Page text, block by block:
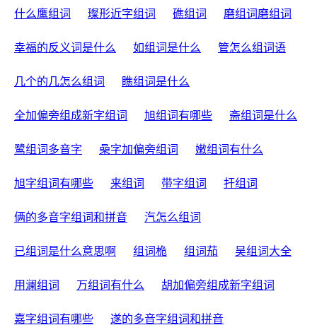
什么鹰组词 璨形近字组词 礁组词 磨组词磨组词
幸福的反义词是什么 如组词是什么 管怎么组词语
几个的几怎么组词 瞧组词是什么
全加偏旁组成新字组词 旭组词有哪些 斋组词是什么
鹭组词多音字 喿字加偏旁组词 嫩组词有什么
旭字组词有哪些 来组词 带字组词 扞组词
俩的多音字组词和拼音 汽怎么组词
已组词是什么意思啊 组词桅 组词茄 吴组词大全
用澜组词 万组词有什么 胡加偏旁组成新字组词
嘉字组词有哪些 遂的多音字组词和拼音